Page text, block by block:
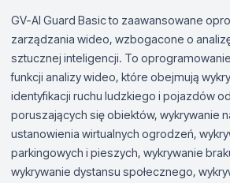
GV-AI Guard Basic to zaawansowane
zarządzania wideo, wzbogacone o
sztucznej inteligencji. To
funkcji analizy wideo, które obejmują
identyfikacji ruchu ludzkiego i pojazdów
poruszających się obiektów, wykrywanie
ustanowienia wirtualnych ogrodzeń,
parkingowych i pieszych, wykrywanie
wykrywanie dystansu społecznego,